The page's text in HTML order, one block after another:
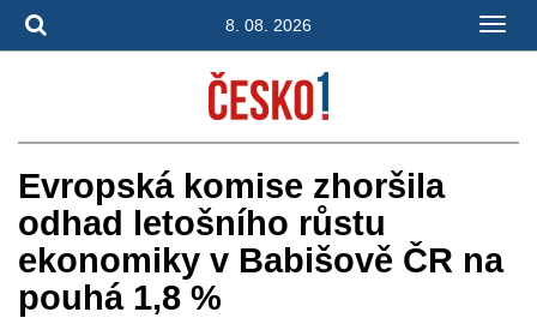
8. 08. 2026
Evropská komise zhoršila
odhad letošního růstu
ekonomiky v Babišově ČR na
pouhá 1,8 %